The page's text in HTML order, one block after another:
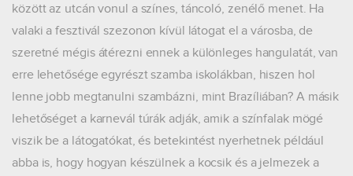
között az utcán vonul a színes, táncoló, zenélő menet. Ha
valaki a fesztivál szezonon kívül látogat el a városba, de
szeretné mégis átérezni ennek a különleges hangulatát, van
erre lehetősége egyrészt szamba iskolákban, hiszen hol
lenne jobb megtanulni szambázni, mint Brazíliában? A másik
lehetőséget a karnevál túrák adják, amik a színfalak mögé
viszik be a látogatókat, és betekintést nyerhetnek például
abba is, hogy hogyan készülnek a kocsik és a jelmezek a